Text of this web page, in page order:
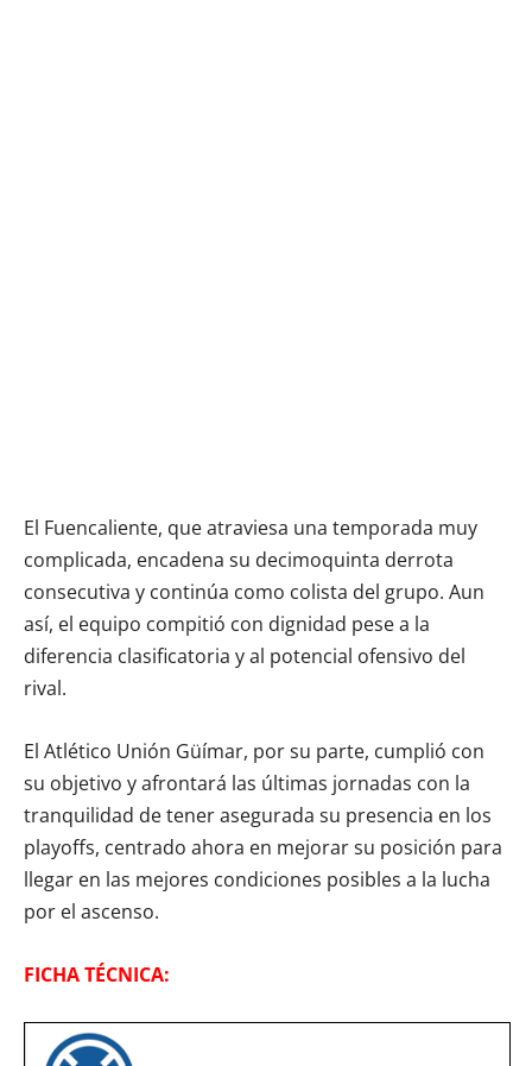
El Fuencaliente, que atraviesa una temporada muy
complicada, encadena su decimoquinta derrota
consecutiva y continúa como colista del grupo. Aun
así, el equipo compitió con dignidad pese a la
diferencia clasificatoria y al potencial ofensivo del
rival.
El Atlético Unión Güímar, por su parte, cumplió con
su objetivo y afrontará las últimas jornadas con la
tranquilidad de tener asegurada su presencia en los
playoffs, centrado ahora en mejorar su posición para
llegar en las mejores condiciones posibles a la lucha
por el ascenso.
FICHA TÉCNICA: